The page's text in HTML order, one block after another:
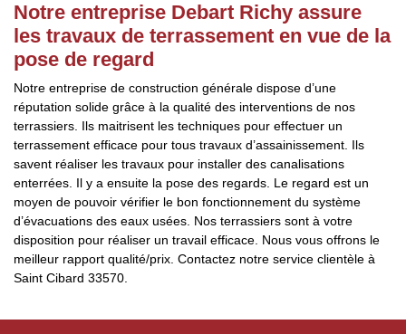
Notre entreprise Debart Richy assure
les travaux de terrassement en vue de la
pose de regard
Notre entreprise de construction générale dispose d’une
réputation solide grâce à la qualité des interventions de nos
terrassiers. Ils maitrisent les techniques pour effectuer un
terrassement efficace pour tous travaux d’assainissement. Ils
savent réaliser les travaux pour installer des canalisations
enterrées. Il y a ensuite la pose des regards. Le regard est un
moyen de pouvoir vérifier le bon fonctionnement du système
d’évacuations des eaux usées. Nos terrassiers sont à votre
disposition pour réaliser un travail efficace. Nous vous offrons le
meilleur rapport qualité/prix. Contactez notre service clientèle à
Saint Cibard 33570.